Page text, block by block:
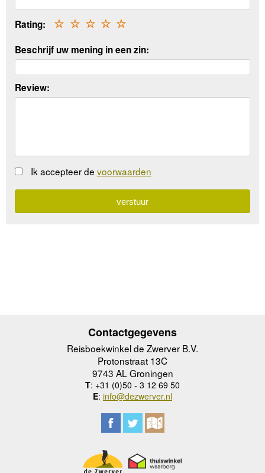
Rating: ☆
☆
☆
☆
☆
Beschrijf uw mening in een zin:
Review:
Ik accepteer de voorwaarden
Contactgegevens
Reisboekwinkel de Zwerver B.V.
Protonstraat 13C
9743 AL Groningen
T: +31 (0)50 - 3 12 69 50
E: info@dezwerver.nl